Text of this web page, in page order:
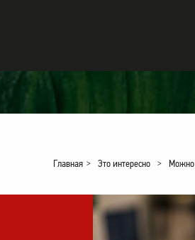
Главная > Это интересно > Можно